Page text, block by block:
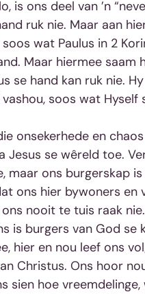
is ons deel van ’n
ruk nie. Maar aan
wat Paulus in 2
Maar hiermee saam
se hand kan ruk nie.
soos wat Hyself
onsekerhede en
Jesus se wêreld toe.
ons burgerskap
ons hier bywoners en
nooit te tuis raak
is burgers van God se
hier en nou leef ons
Christus. Ons hoor
sien hoe